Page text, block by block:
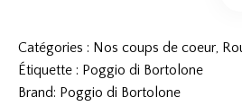
Catégories : Nos coups de coeur,
Étiquette : Poggio di Bortolone
Brand: Poggio di Bortolone